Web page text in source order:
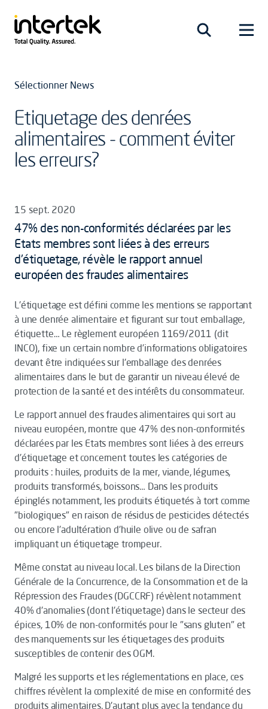
Sélectionner News
Etiquetage des denrées
alimentaires - comment éviter
les erreurs?
15 sept. 2020
47% des non-conformités déclarées par les
Etats membres sont liées à des erreurs
d'étiquetage, révèle le rapport annuel
européen des fraudes alimentaires
L'étiquetage est défini comme les mentions se rapportant
à une denrée alimentaire et figurant sur tout emballage,
étiquette… Le règlement européen 1169/2011 (dit
INCO), fixe un certain nombre d’informations obligatoires
devant être indiquées sur l'emballage des denrées
alimentaires dans le but de garantir un niveau élevé de
protection de la santé et des intérêts du consommateur.
Le rapport annuel des fraudes alimentaires qui sort au
niveau européen, montre que 47% des non-conformités
déclarées par les Etats membres sont liées à des erreurs
d'étiquetage et concernent toutes les catégories de
produits : huiles, produits de la mer, viande, légumes,
produits transformés, boissons… Dans les produits
épinglés notamment, les produits étiquetés à tort comme
"biologiques" en raison de résidus de pesticides détectés
ou encore l'adultération d'huile olive ou de safran
impliquant un étiquetage trompeur.
Même constat au niveau local. Les bilans de la Direction
Générale de la Concurrence, de la Consommation et de la
Répression des Fraudes (DGCCRF) révèlent notamment
40% d'anomalies (dont l'étiquetage) dans le secteur des
épices, 10% de non-conformités pour le "sans gluten" et
des manquements sur les étiquetages des produits
susceptibles de contenir des OGM.
Malgré les supports et les réglementations en place, ces
chiffres révèlent la complexité de mise en conformité des
produits alimentaires. D'autant plus avec la tendance du